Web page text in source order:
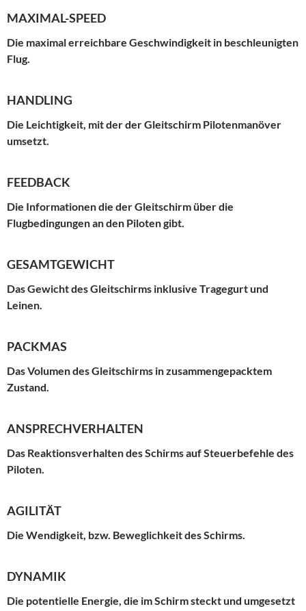
MAXIMAL-SPEED
Die maximal erreichbare Geschwindigkeit in beschleunigten
Flug.
HANDLING
Die Leichtigkeit, mit der der Gleitschirm Pilotenmanöver
umsetzt.
FEEDBACK
Die Informationen die der Gleitschirm über die
Flugbedingungen an den Piloten gibt.
GESAMTGEWICHT
Das Gewicht des Gleitschirms inklusive Tragegurt und
Leinen.
PACKMAS
Das Volumen des Gleitschirms in zusammengepacktem
Zustand.
ANSPRECHVERHALTEN
Das Reaktionsverhalten des Schirms auf Steuerbefehle des
Piloten.
AGILITÄT
Die Wendigkeit, bzw. Beweglichkeit des Schirms.
DYNAMIK
Die potentielle Energie, die im Schirm steckt und umgesetzt